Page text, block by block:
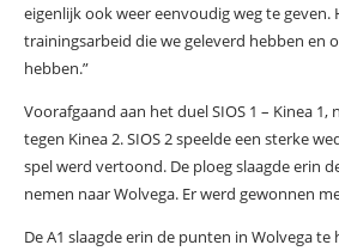
eigenlijk ook weer eenvoudig weg te geven.
trainingsarbeid die we geleverd hebben en
hebben.”
Voorafgaand aan het duel SIOS 1 – Kinea 1,
tegen Kinea 2. SIOS 2 speelde een sterke
spel werd vertoond. De ploeg slaagde erin
nemen naar Wolvega. Er werd gewonnen
De A1 slaagde erin de punten in Wolvega